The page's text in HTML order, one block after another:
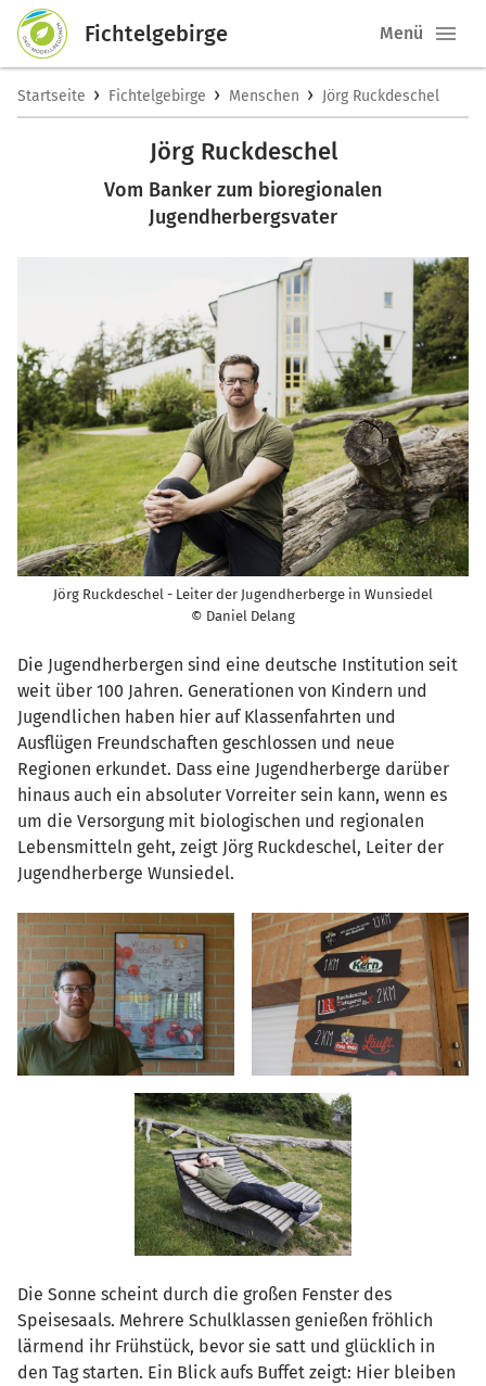
Fichtelgebirge Menü
Startseite › Fichtelgebirge › Menschen › Jörg Ruckdeschel
Jörg Ruckdeschel
Vom Banker zum bioregionalen
Jugendherbergsvater
Jörg Ruckdeschel - Leiter der Jugendherberge in Wunsiedel
© Daniel Delang
Die Jugendherbergen sind eine deutsche Institution seit
weit über 100 Jahren. Generationen von Kindern und
Jugendlichen haben hier auf Klassenfahrten und
Ausflügen Freundschaften geschlossen und neue
Regionen erkundet. Dass eine Jugendherberge darüber
hinaus auch ein absoluter Vorreiter sein kann, wenn es
um die Versorgung mit biologischen und regionalen
Lebensmitteln geht, zeigt Jörg Ruckdeschel, Leiter der
Jugendherberge Wunsiedel.
Die Sonne scheint durch die großen Fenster des
Speisesaals. Mehrere Schulklassen genießen fröhlich
lärmend ihr Frühstück, bevor sie satt und glücklich in
den Tag starten. Ein Blick aufs Buffet zeigt: Hier bleiben